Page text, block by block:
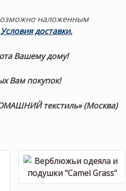
наложенным
Условия доставки.
Вашему дому!
Вам покупок!
текстиль» (Москва)